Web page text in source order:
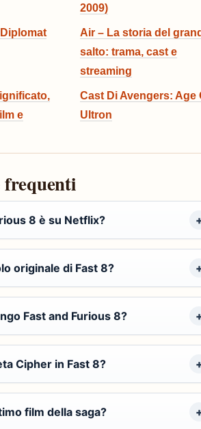
2009)
Air – La storia del
salto: trama, cast e
streaming
e
Cast Di Avengers: Age
Ultron
frequenti
8 è su Netflix?
originale di Fast 8?
Fast and Furious 8?
Cipher in Fast 8?
film della saga?